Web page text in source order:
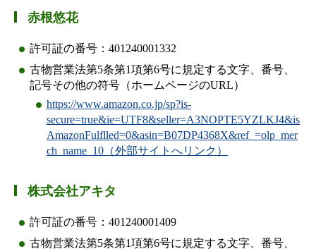
赤根悠花
許可証の番号：401240001332
古物営業法第5条第1項第6号に規定する文字、番号、
記号その他の符号（ホームページのURL）
https://www.amazon.co.jp/sp?is-
secure=true&ie=UTF8&seller=A3NOPTE5YZLKJ4&is
AmazonFulflled=0&asin=B07DP4368X&ref_=olp_mer
ch_name_10（外部サイトへリンク）
株式会社アキタ
許可証の番号：401240001409
古物営業法第5条第1項第6号に規定する文字、番号、